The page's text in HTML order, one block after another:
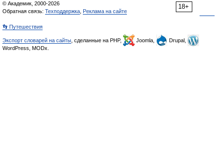
18+
© Академик, 2000-2026
Обратная связь: Техподдержка Реклама на сайте
👣 Путешествия
Экспорт словарей на сайты , сделанные на PHP, Joomla,
Drupal,
WordPress, MODx.